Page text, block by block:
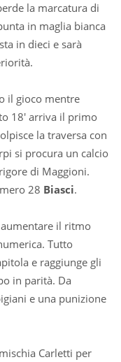
la marcatura di
in maglia bianca
in dieci e sarà
il gioco mentre
18′ arriva il primo
la traversa con
si procura un calcio
di Maggioni.
28 Biasci.
il ritmo
Tutto
e raggiunge gli
in parità. Da
e una punizione
Carletti per